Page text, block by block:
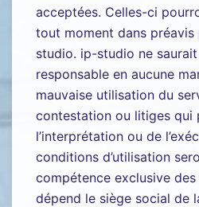
acceptées. Celles-ci
tout moment dans
studio. ip-studio ne
responsable en aucune
mauvaise utilisation du
contestation ou litiges qui
l’interprétation ou de
conditions d’utilisation
compétence exclusive
dépend le siège social de